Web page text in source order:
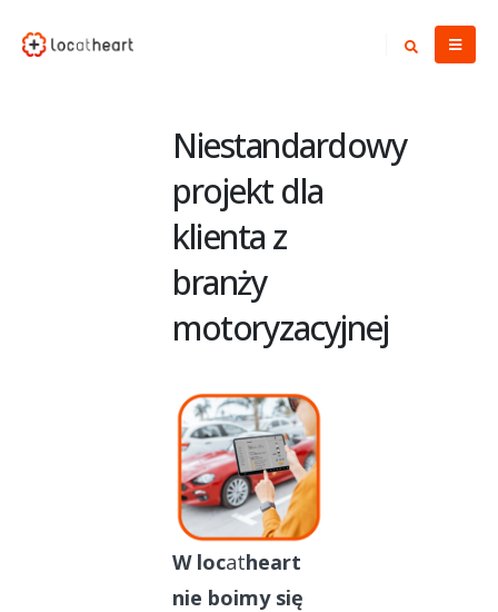
Niestandardowy
projekt dla
klienta z
branży
motoryzacyjnej
W locatheart
nie boimy się